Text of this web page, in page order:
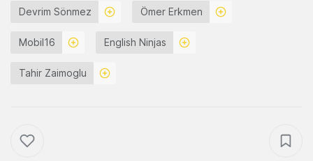
Devrim Sönmez Ömer Erkmen
Mobil16 English Ninjas
Tahir Zaimoglu